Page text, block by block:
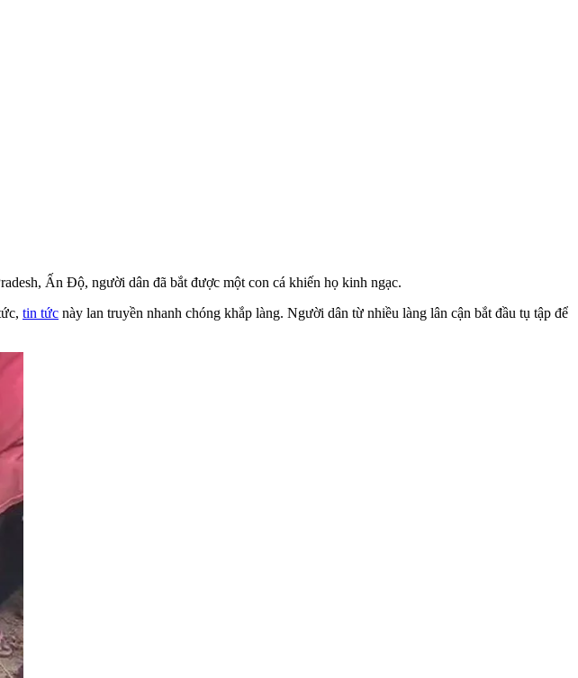
Ấn Độ, người dân đã bắt được một con cá khiến họ kinh ngạc.
tin tức này lan truyền nhanh chóng khắp làng. Người dân từ nhiều làng lân cận bắt đầu tụ tập để